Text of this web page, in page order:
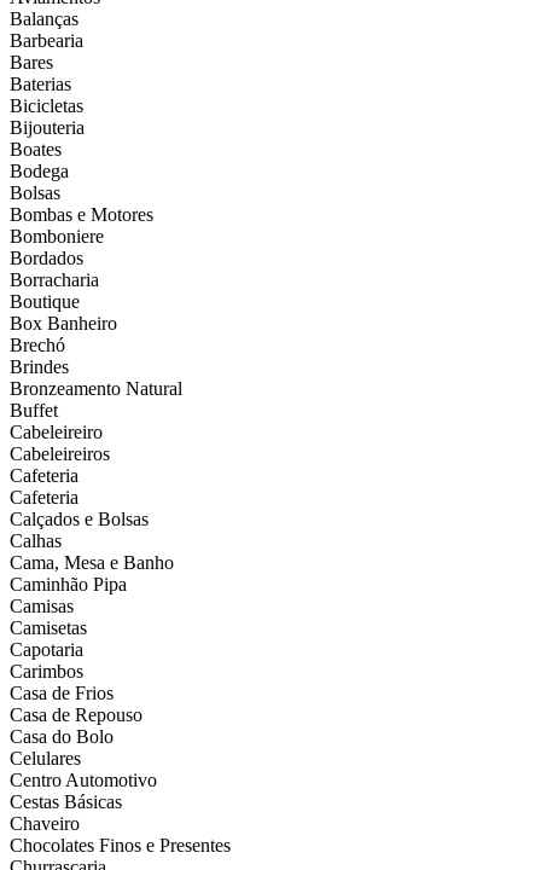
Balanças
Barbearia
Bares
Baterias
Bicicletas
Bijouteria
Boates
Bodega
Bolsas
Bombas e Motores
Bomboniere
Bordados
Borracharia
Boutique
Box Banheiro
Brechó
Brindes
Bronzeamento Natural
Buffet
Cabeleireiro
Cabeleireiros
Cafeteria
Cafeteria
Calçados e Bolsas
Calhas
Cama, Mesa e Banho
Caminhão Pipa
Camisas
Camisetas
Capotaria
Carimbos
Casa de Frios
Casa de Repouso
Casa do Bolo
Celulares
Centro Automotivo
Cestas Básicas
Chaveiro
Chocolates Finos e Presentes